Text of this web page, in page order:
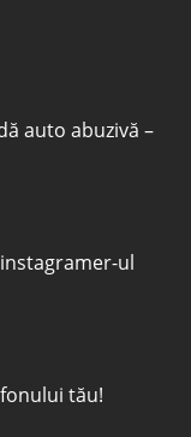
auto abuzivă –
ul
tău!